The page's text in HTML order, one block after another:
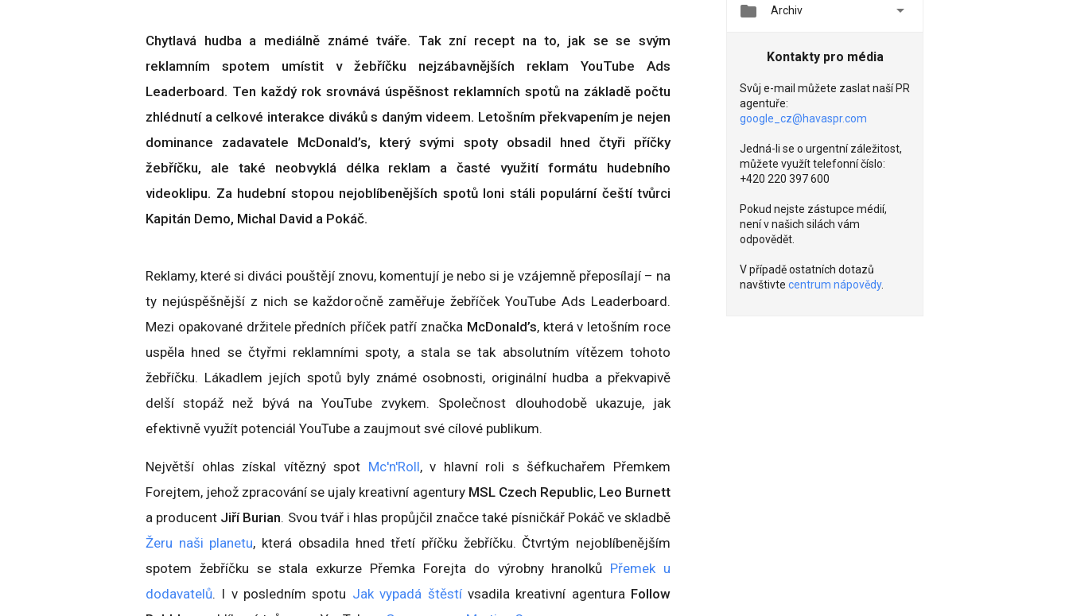
Chytlavá hudba a mediálně známé tváře. Tak zní recept na to, jak se se svým
reklamním spotem umístit v žebříčku nejzábavnějších reklam YouTube Ads
Leaderboard. Ten každý rok srovnává úspěšnost reklamních spotů na základě počtu
zhlédnutí a celkové interakce diváků s daným videem. Letošním překvapením je nejen
dominance zadavatele McDonald’s, který svými spoty obsadil hned čtyři příčky
žebříčku, ale také neobvyklá délka reklam a časté využití formátu hudebního
videoklipu. Za hudební stopou nejoblíbenějších spotů loni stáli populární čeští tvůrci
Kapitán Demo, Michal David a Pokáč.
Reklamy, které si diváci pouštějí znovu, komentují je nebo si je vzájemně přeposílají – na
ty nejúspěšnější z nich se každoročně zaměřuje žebříček YouTube Ads Leaderboard.
Mezi opakované držitele předních příček patří značka McDonald’s, která v letošním roce
uspěla hned se čtyřmi reklamními spoty, a stala se tak absolutním vítězem tohoto
žebříčku. Lákadlem jejích spotů byly známé osobnosti, originální hudba a překvapivě
delší stopáž než bývá na YouTube zvykem. Společnost dlouhodobě ukazuje, jak
efektivně využít potenciál YouTube a zaujmout své cílové publikum.
Největší ohlas získal vítězný spot Mc'n'Roll, v hlavní roli s šéfkuchařem Přemkem
Forejtem, jehož zpracování se ujaly kreativní agentury MSL Czech Republic, Leo Burnett
a producent Jiří Burian. Svou tvář i hlas propůjčil značce také písničkář Pokáč ve skladbě
Žeru naši planetu, která obsadila hned třetí příčku žebříčku. Čtvrtým nejoblíbenějším
spotem žebříčku se stala exkurze Přemka Forejta do výrobny hranolků Přemek u
dodavatelů. I v posledním spotu Jak vypadá štěstívsadila kreativní agentura Follow
 Archiv 
Kontakty pro média
Svůj e-mail můžete zaslat naší PR
agentuře:
google_cz@havaspr.com
Jedná-li se o urgentní záležitost,
můžete využít telefonní číslo:
+420 220 397 600
Pokud nejste zástupce médií,
není v našich silách vám
odpovědět.
V případě ostatních dotazů
navštivte centrum nápovědy.